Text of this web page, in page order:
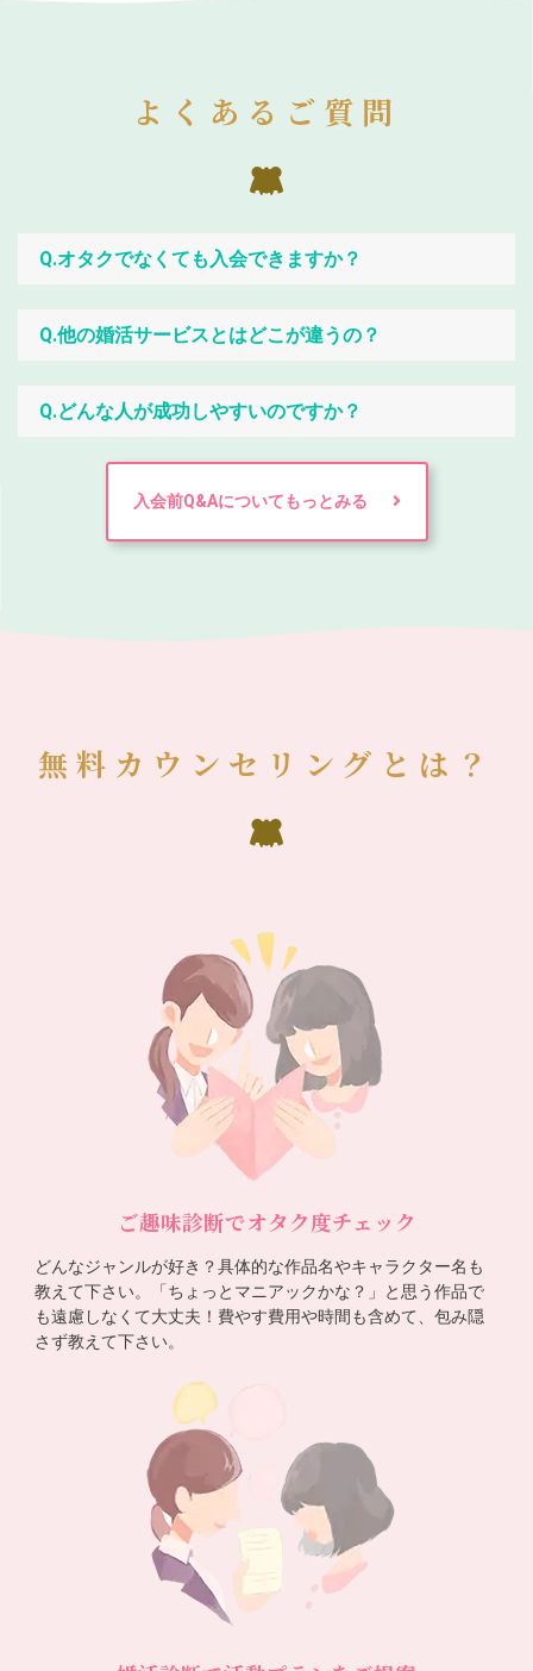
よくあるご質問
Q.オタクでなくても入会できますか？
Q.他の婚活サービスとはどこが違うの？
Q.どんな人が成功しやすいのですか？
入会前Q&Aについてもっとみる
無料カウンセリングとは？
ご趣味診断でオタク度チェック
どんなジャンルが好き？具体的な作品名やキャラクター名も
教えて下さい。「ちょっとマニアックかな？」と思う作品で
も遠慮しなくて大丈夫！費やす費用や時間も含めて、包み隠
さず教えて下さい。